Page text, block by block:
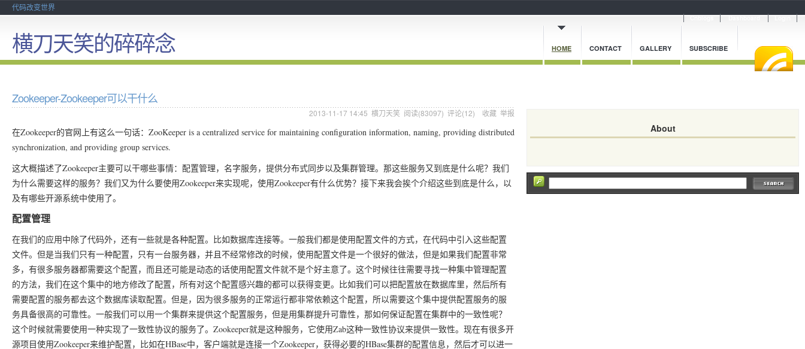
代码改变世界
HOME CONTACT GALLERY SUBSCRIBE
横刀天笑的碎碎念
Zookeeper-Zookeeper可以干什么
2013-11-17 14:45 横刀天笑 阅读(83097) 评论(12) 收藏 举报
在Zookeeper的官网上有这么一句话： ZooKeeper is a centralized service for maintaining configuration information, naming, providing distributed
synchronization, and providing group services.
这大概描述了Zookeeper主要可以干哪些事情：配置管理，名字服务，提供分布式同步以及集群管理。那这些服务又到底是什么呢？我们
为什么需要这样的服务？我们又为什么要使用Zookeeper来实现呢，使用Zookeeper有什么优势？接下来我会挨个介绍这些到底是什么，以
及有哪些开源系统中使用了。
配置管理
在我们的应用中除了代码外，还有一些就是各种配置。比如数据库连接等。一般我们都是使用配置文件的方式，在代码中引入这些配置
文件。但是当我们只有一种配置，只有一台服务器，并且不经常修改的时候，使用配置文件是一个很好的做法，但是如果我们配置非常
多，有很多服务器都需要这个配置，而且还可能是动态的话使用配置文件就不是个好主意了。这个时候往往需要寻找一种集中管理配置
的方法，我们在这个集中的地方修改了配置，所有对这个配置感兴趣的都可以获得变更。比如我们可以把配置放在数据库里，然后所有
需要配置的服务都去这个数据库读取配置。但是，因为很多服务的正常运行都非常依赖这个配置，所以需要这个集中提供配置服务的服
务具备很高的可靠性。一般我们可以用一个集群来提供这个配置服务，但是用集群提升可靠性，那如何保证配置在集群中的一致性呢？
这个时候就需要使用一种实现了一致性协议的服务了。Zookeeper就是这种服务，它使用Zab这种一致性协议来提供一致性。现在有很多开
源项目使用Zookeeper来维护配置，比如在HBase中，客户端就是连接一个Zookeeper，获得必要的HBase集群的配置信息，然后才可以进一
About